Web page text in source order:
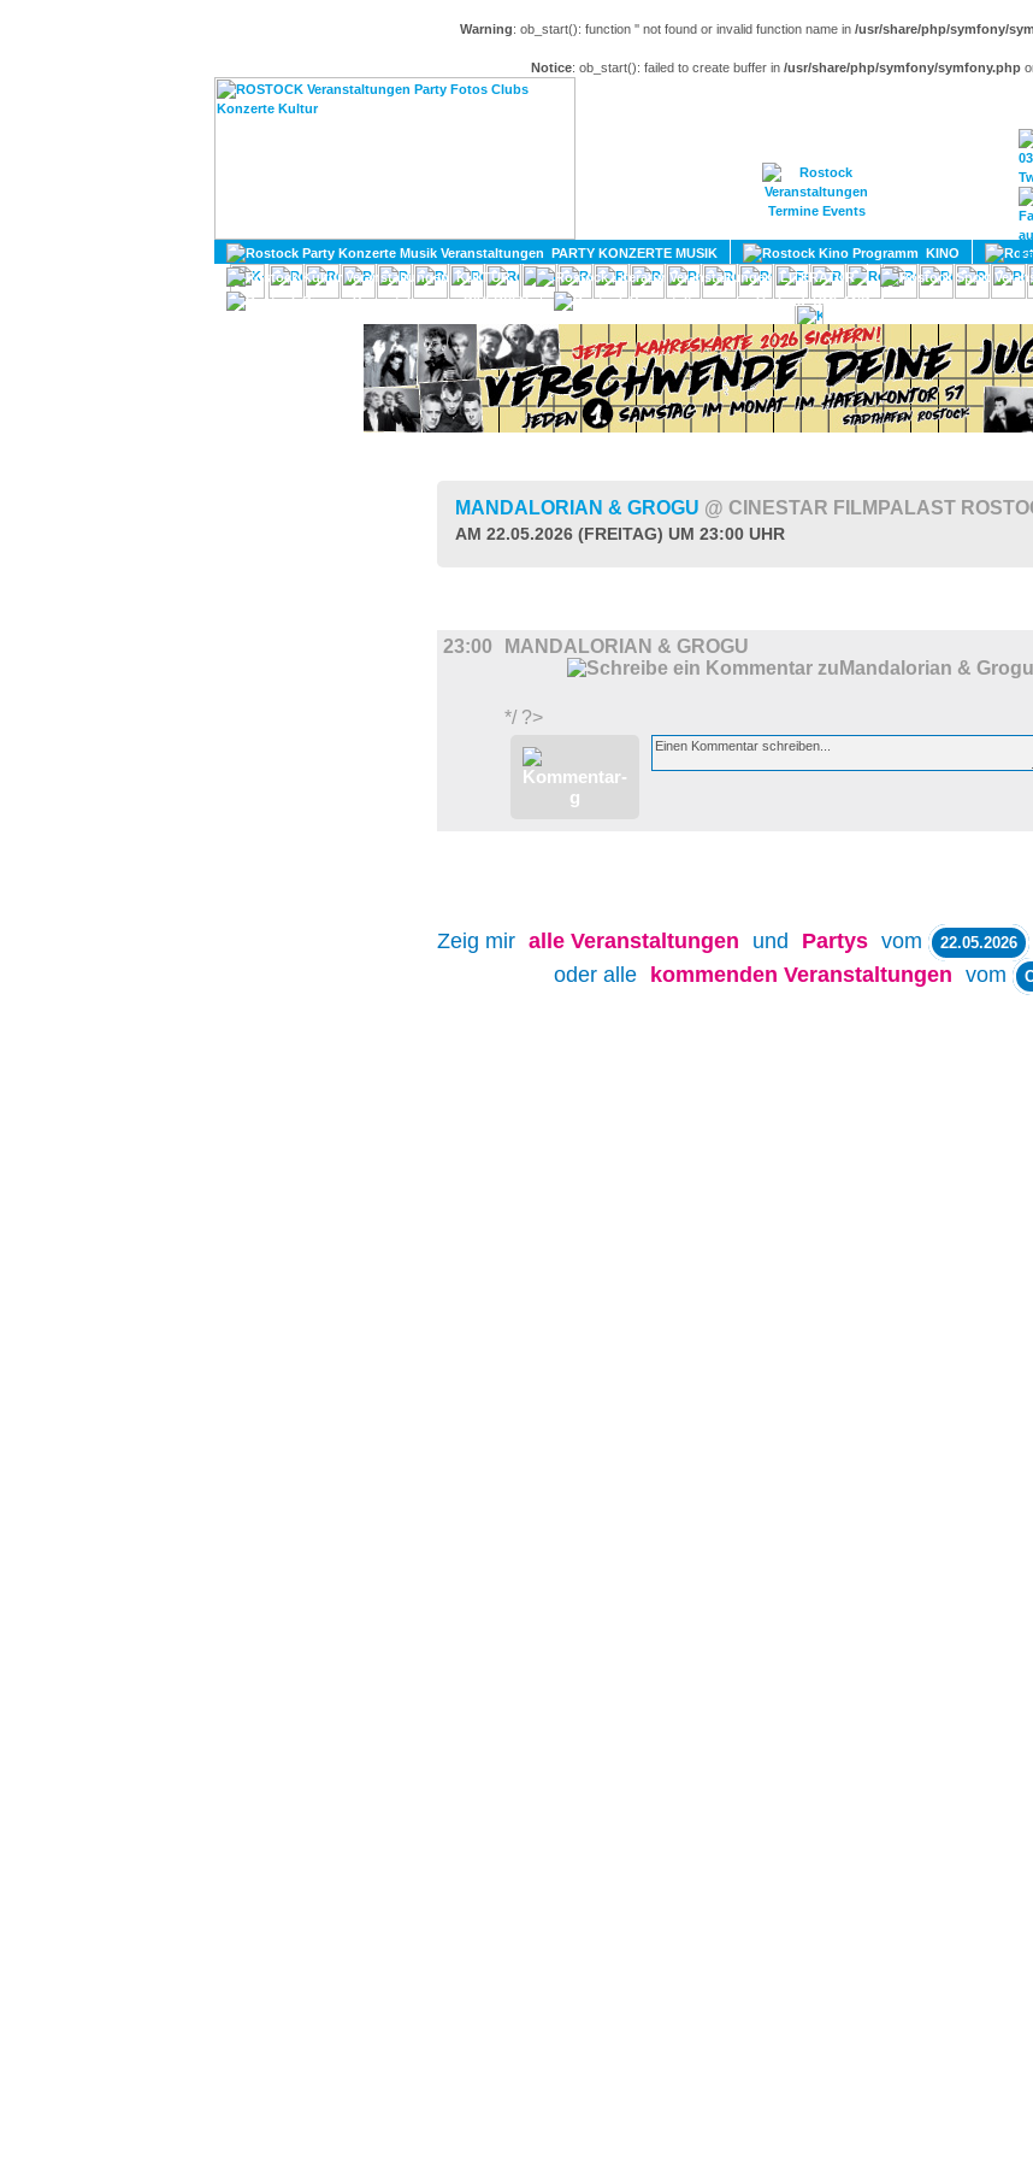
Warning: ob_start(): function '' not found or invalid function name in /usr/share/php/symfony/
Notice: ob_start(): failed to create buffer in /usr/share/php/symfony/symfony.php
PARTY KONZERTE MUSIK KINO
KULTUR
LITERATUR
DIVERSES
UMLAND
MANDALORIAN & GROGU @ CINESTAR FILMPALAST
AM 22.05.2026 (FREITAG) UM 23:00 UHR
23:00 MANDALORIAN & GROGU
*/ ?>
Zeig mir alle Veranstaltungen und Partys vom 22.05.2026
oder alle
kommenden Veranstaltungen vom